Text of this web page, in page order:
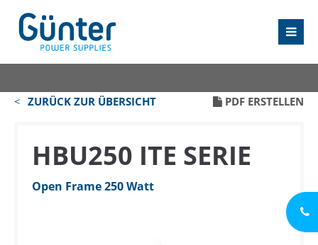
PDF ERSTELLEN
ZURÜCK ZUR ÜBERSICHT
HBU250 ITE SERIE
Open Frame 250 Watt